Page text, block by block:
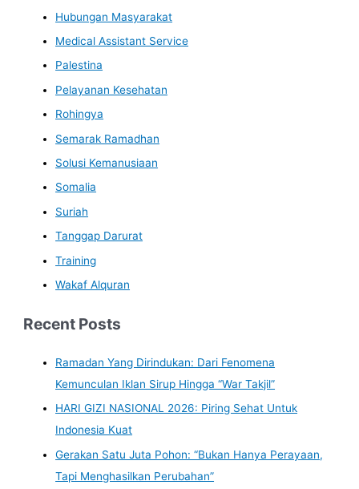
Hubungan Masyarakat
Medical Assistant Service
Palestina
Pelayanan Kesehatan
Rohingya
Semarak Ramadhan
Solusi Kemanusiaan
Somalia
Suriah
Tanggap Darurat
Training
Wakaf Alquran
Recent Posts
Ramadan Yang Dirindukan: Dari Fenomena
Kemunculan Iklan Sirup Hingga “War Takjil”
HARI GIZI NASIONAL 2026: Piring Sehat Untuk
Indonesia Kuat
Gerakan Satu Juta Pohon: “Bukan Hanya Perayaan,
Tapi Menghasilkan Perubahan”